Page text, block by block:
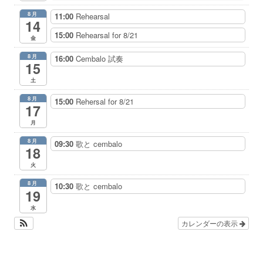
8月
14
金
11:00 Rehearsal
15:00 Rehearsal for 8/21
8月
15
土
16:00 Cembalo 試奏
8月
17
月
15:00 Rehersal for 8/21
8月
18
火
09:30 歌と cembalo
8月
19
水
10:30 歌と cembalo
カレンダーの表示